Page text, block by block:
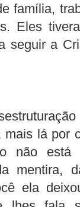
família,
Eles
seguir a
lá por
não
mentira,
ela